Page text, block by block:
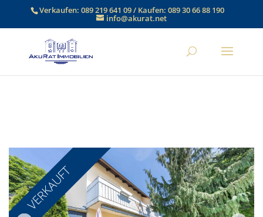
Verkaufen:089 219 641 09/ Kaufen:089 30 66 88 190
info@akurat.net
VERKAUFT